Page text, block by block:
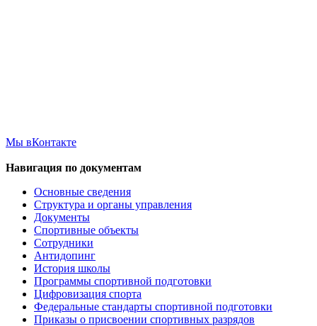
Мы вКонтакте
Навигация по документам
Основные сведения
Структура и органы управления
Документы
Спортивные объекты
Сотрудники
Антидопинг
История школы
Программы спортивной подготовки
Цифровизация спорта
Федеральные стандарты спортивной подготовки
Приказы о присвоении спортивных разрядов